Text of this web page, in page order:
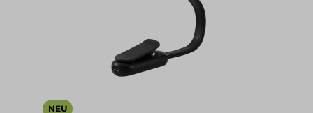
NEU